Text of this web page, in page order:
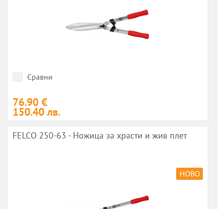
Сравни
76.90 €
150.40 лв.
FELCO 250-63 - Ножица за храсти и жив плет
НОВО